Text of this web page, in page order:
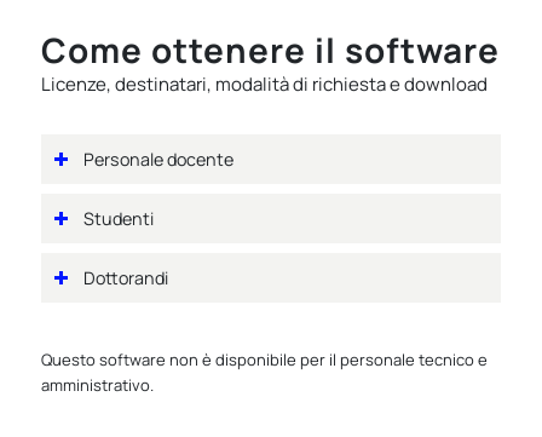
Come ottenere il software
Licenze, destinatari, modalità di richiesta e download
Personale docente
Studenti
Dottorandi
Questo software non è disponibile per il personale tecnico e
amministrativo.